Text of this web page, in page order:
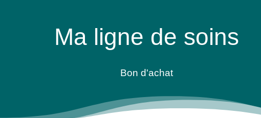
Ma ligne de soins
Bon d'achat